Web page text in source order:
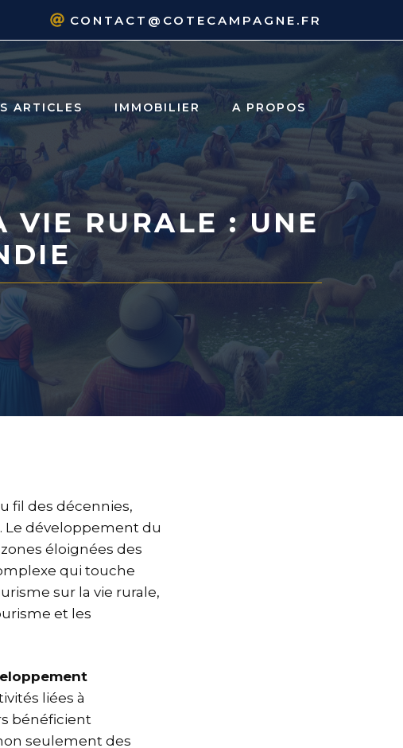
CONTACT@COTECAMPAGNE.FR
ARTICLES IMMOBILIER A PROPOS
VIE RURALE : UNE
fil des décennies,
Le développement du
éloignées des
qui touche
sur la vie rurale,
et les
liées à
bénéficient
seulement des